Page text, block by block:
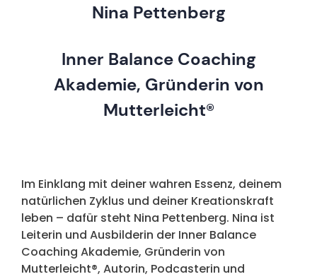
Nina Pettenberg
Inner Balance Coaching
Akademie, Gründerin von
Mutterleicht®
Im Einklang mit deiner wahren Essenz, deinem
natürlichen Zyklus und deiner Kreationskraft
leben – dafür steht Nina Pettenberg. Nina ist
Leiterin und Ausbilderin der Inner Balance
Coaching Akademie, Gründerin von
Mutterleicht®, Autorin, Podcasterin und